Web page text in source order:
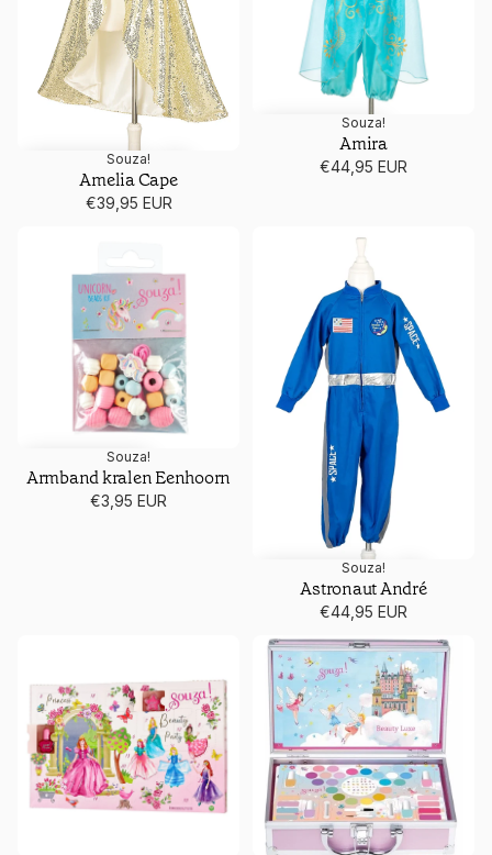
Souza!
Amelia Cape
€39,95 EUR
Souza!
Amira
€44,95 EUR
Souza!
Armband kralen Eenhoorn
€3,95 EUR
Astronaut André
Souza!
Astronaut André
€44,95 EUR
Beautycase Elfjes